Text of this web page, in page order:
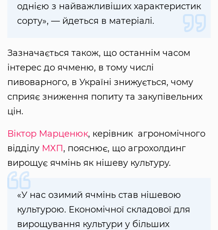
однією з найважливіших характеристик
сорту», — йдеться в матеріалі.
Зазначається також, що останнім часом
інтерес до ячменю, в тому числі
пивоварного, в Україні знижується, чому
сприяє зниження попиту та закупівельних
цін.
Віктор Марценюк, керівник агрономічного
відділу МХП, пояснює, що агрохолдинг
вирощує ячмінь як нішеву культуру.
«У нас озимий ячмінь став нішевою
культурою. Економічної складової для
вирощування культури у більших